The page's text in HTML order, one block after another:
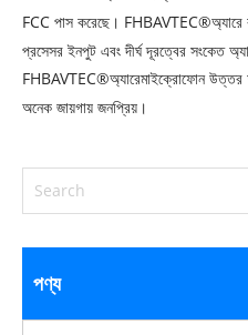
FCC পাস করেছে। FHBAVTEC®অ্যারে
প্রসেসর ইনপুট এবং দীর্ঘ দূরত্বের সংকেত
FHBAVTEC®অ্যারেমাইক্রোফোন উত্তর
অনেক জায়গায় জনপ্রিয়।
পণ্য